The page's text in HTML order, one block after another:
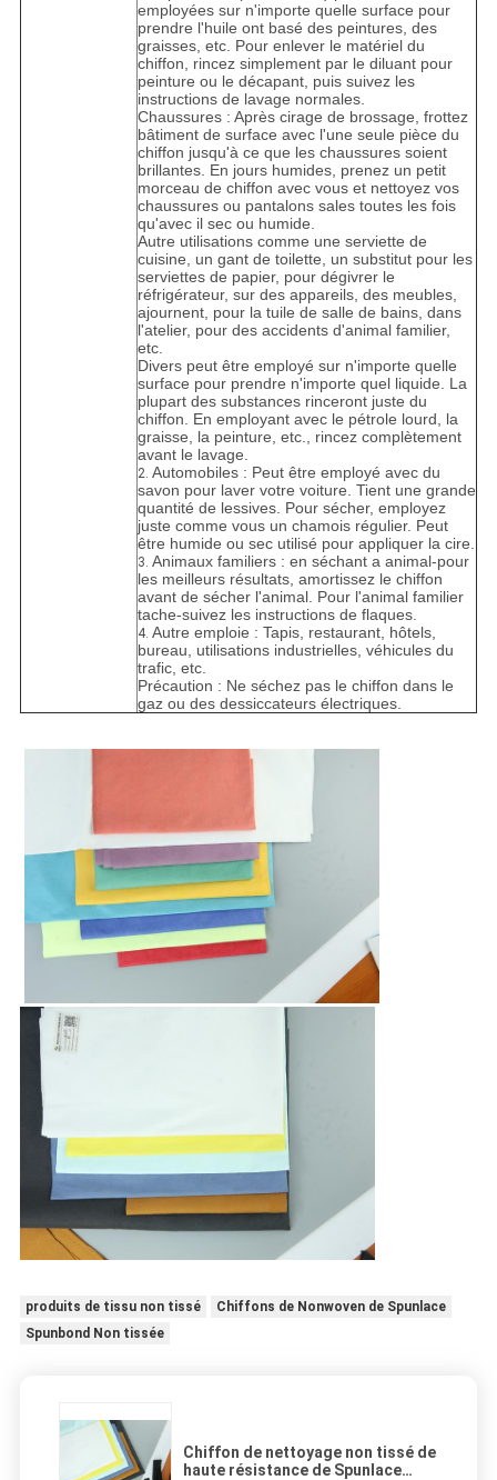
employées sur n'importe quelle surface pour
prendre l'huile ont basé des peintures, des
graisses, etc. Pour enlever le matériel du
chiffon, rincez simplement par le diluant pour
peinture ou le décapant, puis suivez les
instructions de lavage normales.
Chaussures : Après cirage de brossage, frottez
bâtiment de surface avec l'une seule pièce du
chiffon jusqu'à ce que les chaussures soient
brillantes. En jours humides, prenez un petit
morceau de chiffon avec vous et nettoyez vos
chaussures ou pantalons sales toutes les fois
qu'avec il sec ou humide.
Autre utilisations comme une serviette de
cuisine, un gant de toilette, un substitut pour les
serviettes de papier, pour dégivrer le
réfrigérateur, sur des appareils, des meubles,
ajournent, pour la tuile de salle de bains, dans
l'atelier, pour des accidents d'animal familier,
etc.
Divers peut être employé sur n'importe quelle
surface pour prendre n'importe quel liquide. La
plupart des substances rinceront juste du
chiffon. En employant avec le pétrole lourd, la
graisse, la peinture, etc., rincez complètement
avant le lavage.
2. Automobiles : Peut être employé avec du
savon pour laver votre voiture. Tient une grande
quantité de lessives. Pour sécher, employez
juste comme vous un chamois régulier. Peut
être humide ou sec utilisé pour appliquer la cire.
3. Animaux familiers : en séchant a animal-pour
les meilleurs résultats, amortissez le chiffon
avant de sécher l'animal. Pour l'animal familier
tache-suivez les instructions de flaques.
4. Autre emploie : Tapis, restaurant, hôtels,
bureau, utilisations industrielles, véhicules du
trafic, etc.
Précaution : Ne séchez pas le chiffon dans le
gaz ou des dessiccateurs électriques.
produits de tissu non tissé
Chiffons de Nonwoven de Spunlace
Spunbond Non tissée
Chiffon de nettoyage non tissé de
haute résistance de Spunlace